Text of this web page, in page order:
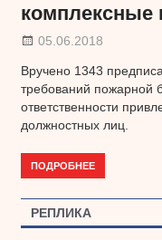
комплексные
05.06.2018
Вручено 1343
требований пожарной
ответственности
должностных лиц.
ПОДРОБНЕЕ
РЕПЛИКА